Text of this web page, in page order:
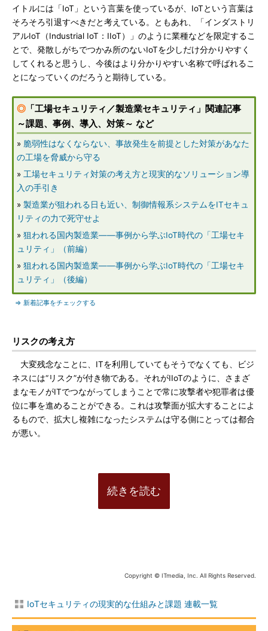
イトルには「IoT」という言葉を使っているが、IoTという言葉は
そろそろ引退すべきだと考えている。ともあれ、「インダストリ
アルIoT（Industrial IoT：IIoT）」のように業種などを限定するこ
とで、発散しがちでつかみ所のないIoTを少しだけ分かりやすく
してくれると思うし、今後はより分かりやすい名称で呼ばれるこ
とになっていくのだろうと期待している。
◎ 「工場セキュリティ／製造業セキュリティ」関連記事
～課題、事例、導入、対策～ など
» 脆弱性はなくならない、事故発生を前提とした対策があなた
の工場を脅威から守る
» 工場セキュリティ対策の考え方と現実的なソリューション導
入の手引き
» 製造業が狙われる日も近い、制御情報系システムをITセキュ
リティの力で死守せよ
» 狙われる国内製造業――事例から学ぶIoT時代の「工場セキ
ュリティ」（前編）
» 狙われる国内製造業――事例から学ぶIoT時代の「工場セキ
ュリティ」（後編）
⇒ 新着記事をチェックする
リスクの考え方
大変残念なことに、ITを利用していてもそうでなくても、ビジ
ネスには“リスク”が付き物である。それがIIoTのように、さまざ
まなモノがITでつながってしまうことで常に攻撃者や犯罪者は優
位に事を進めることができる。これは攻撃面が拡大することによ
るもので、拡大し複雑になったシステムは守る側にとっては都合
が悪い。
続きを読む
Copyright © ITmedia, Inc. All Rights Reserved.
IoTセキュリティの現実的な仕組みと課題 連載一覧